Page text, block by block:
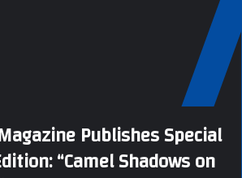
Publishes Special
“Camel Shadows on